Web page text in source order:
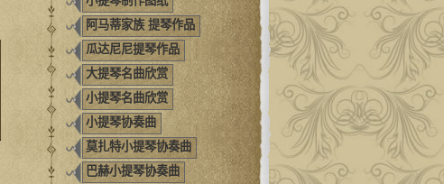
阿马蒂家族 提琴作品
瓜达尼尼提琴作品
大提琴名曲欣赏
小提琴名曲欣赏
小提琴协奏曲
莫扎特小提琴协奏曲
巴赫小提琴协奏曲